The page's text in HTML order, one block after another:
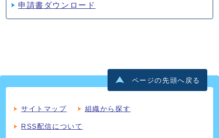
申請書ダウンロード
ページの先頭へ戻る
サイトマップ 組織から探す
RSS配信について